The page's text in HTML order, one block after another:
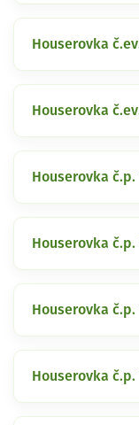
Houserovka
Houserovka
Houserovka č.p.
Houserovka č.p.
Houserovka č.p.
Houserovka č.p.